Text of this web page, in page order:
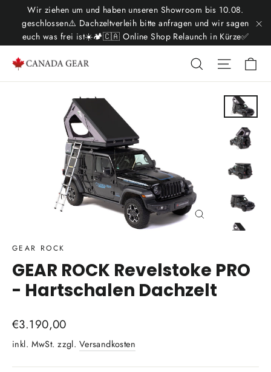
Inhalt
Wir ziehen um und haben unseren Showroom bis 10.08.
geschlossen⚠️ Dachzeltverleih bitte anfragen und wir sagen
euch was frei ist☀️🏕️🇨🇦 Online Shop Relaunch in Kürze✅
Suche
Schließen
GEAR ROCK
GEAR ROCK Revelstoke PRO
- Hartschalen Dachzelt
Normaler
Preis
€3.190,00
inkl. MwSt. zzgl. Versandkosten